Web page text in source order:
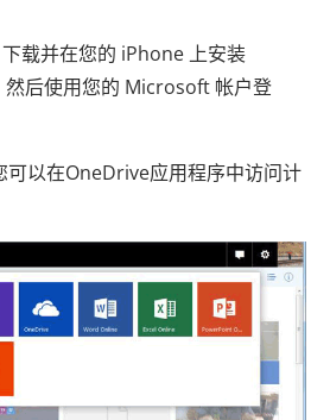
载并在您的 iPhone 上安装
后使用您的 Microsoft 帐户登
可以在OneDrive应用程序中访问计